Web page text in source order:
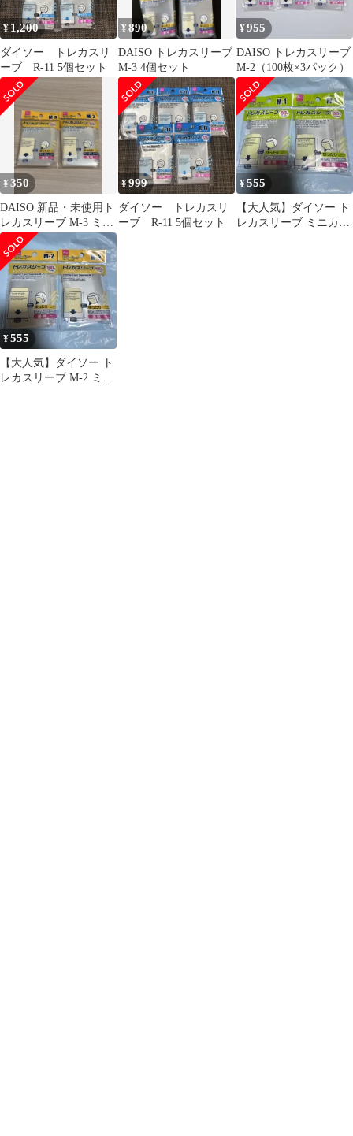
¥ 1,200
ダイソー トレカスリ
ーブ R-11 5個セット
¥890
DAISO トレカスリーブ
M-3 4個セット
¥955
DAISO トレカスリーブ
M-2（100枚×3パック）
¥350
DAISO 新品・未使用ト
レカスリーブ M-3 ミニ
サイズ 70枚入 2個セッ
ト
¥999
ダイソー トレカスリ
ーブ R-11 5個セット
¥555
【大人気】ダイソー ト
レカスリーブ ミニカー
¥555
【大人気】ダイソー ト
レカスリーブ M-2 ミニ